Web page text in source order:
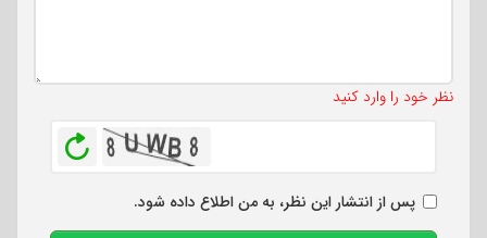
نظر خود را وارد کنید
پس از انتشار این نظر، به من اطلاع داده شود.